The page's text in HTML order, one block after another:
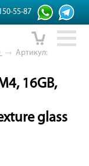
55-87
→ Артикул:
16GB,
glass